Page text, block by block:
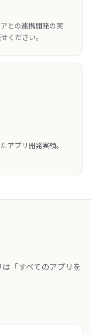
との連携開発の実
ください。
アプリ開発実績。
「すべてのアプリを